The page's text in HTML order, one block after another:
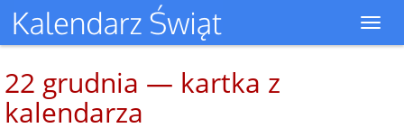
22 grudnia — kartka z
kalendarza